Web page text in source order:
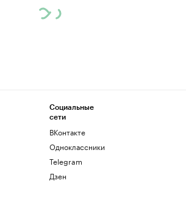
Социальные
сети
ВКонтакте
Одноклассники
Telegram
Дзен